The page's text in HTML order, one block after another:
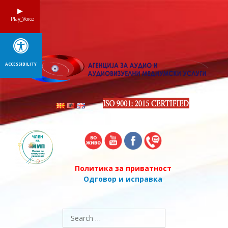
Политика за приватност
Одговор и исправка
Search
for:
Play_Voice
ACCESSIBILITY